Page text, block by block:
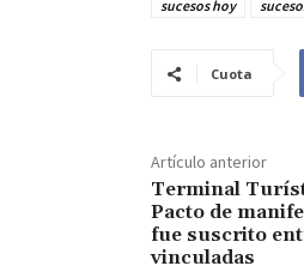
sucesos hoy
Cuota
Artículo anterior
Terminal
Pacto de
fue suscrito
vinculadas